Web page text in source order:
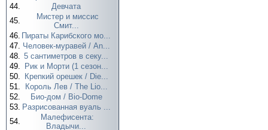
44.
Девчата
45.
Мистер и миссис
Смит...
46. Пираты Карибского мо...
47. Человек-муравей / An...
48. 5 сантиметров в секу...
49.
Рик и Морти (1 сезон...
50.
Крепкий орешек / Die...
51.
Король Лев / The Lio...
52.
Био-дом / Bio-Dome
53. Разрисованная вуаль ...
54.
Малефисента:
Владычи...